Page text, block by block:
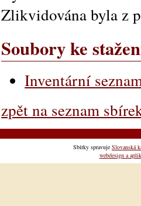
Zlikvidována byla z
Soubory ke
Inventární
zpět na seznam
Sbírky spravuje Slovanská
webdesign a